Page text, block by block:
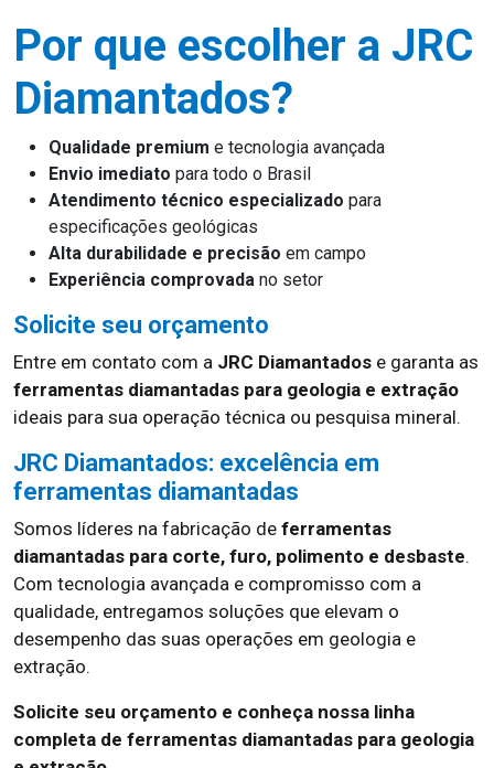
Por que escolher a JRC
Diamantados?
Qualidade premium e tecnologia avançada
Envio imediato para todo o Brasil
Atendimento técnico especializado para
especificações geológicas
Alta durabilidade e precisão em campo
Experiência comprovada no setor
Solicite seu orçamento
Entre em contato com a JRC Diamantados e garanta as
ferramentas diamantadas para geologia e extração
ideais para sua operação técnica ou pesquisa mineral.
JRC Diamantados: excelência em
ferramentas diamantadas
Somos líderes na fabricação de ferramentas
diamantadas para corte, furo, polimento e desbaste.
Com tecnologia avançada e compromisso com a
qualidade, entregamos soluções que elevam o
desempenho das suas operações em geologia e
extração.
Solicite seu orçamento e conheça nossa linha
completa de ferramentas diamantadas para geologia